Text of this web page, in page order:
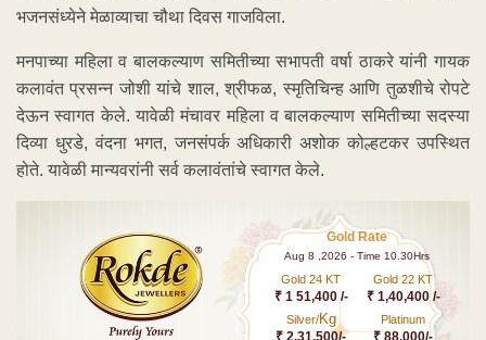
भजनसंध्येने मेळाव्याचा चौथा दिवस गाजविला.
मनपाच्या महिला व बालकल्याण समितीच्या सभापती वर्षा ठाकरे यांनी गायक
कलावंत प्रसन्न जोशी यांचे शाल, श्रीफळ, स्मृतिचिन्ह आणि तुळशीचे रोपटे
देऊन स्वागत केले. यावेळी मंचावर महिला व बालकल्याण समितीच्या सदस्या
दिव्या धुरडे, वंदना भगत, जनसंपर्क अधिकारी अशोक कोल्हटकर उपस्थित
होते. यावेळी मान्यवरांनी सर्व कलावंतांचे स्वागत केले.
Gold Rate
Aug 8 ,2026 - Time 10.30Hrs
Gold 24 KT
₹ 1 51,400 /-
Gold 22 KT
₹ 1,40,400 /-
Silver/Kg
₹ 2,31,500/-
Platinum
₹ 88,000/-